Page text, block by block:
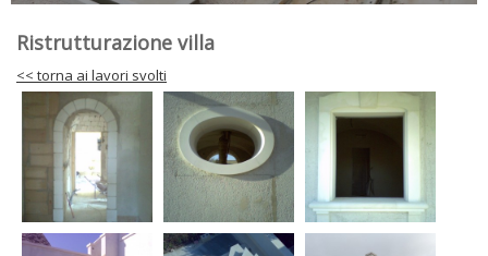
Ristrutturazione villa
<< torna ai lavori svolti